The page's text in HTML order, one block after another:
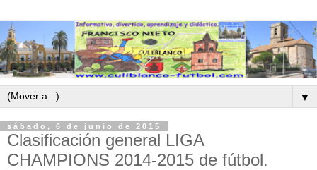
▼
sábado, 6 de junio de 2015
Clasificación general LIGA
CHAMPIONS 2014-2015 de fútbol.